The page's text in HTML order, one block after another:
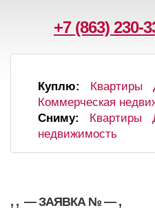
+7 (863) 230-
Куплю: Квартиры
Коммерческая
Сниму:
Квартиры
недвижимость
, , — ЗАЯВКА № — ,